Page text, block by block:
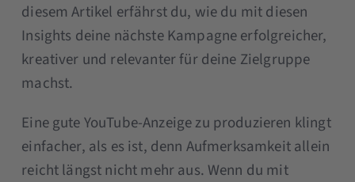
diesem Artikel erfährst du, wie du mit diesen
Insights deine nächste Kampagne erfolgreicher,
kreativer und relevanter für deine Zielgruppe
machst.
Eine gute YouTube-Anzeige zu produzieren klingt
einfacher, als es ist, denn Aufmerksamkeit allein
reicht längst nicht mehr aus. Wenn du mit